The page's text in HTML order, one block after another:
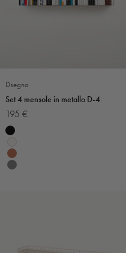
Dsegno
Set 4 mensole in metallo D-4
Prezzo scontato
195 €
Colore
Nero
Bianco
Terracotta
Grigio scuro